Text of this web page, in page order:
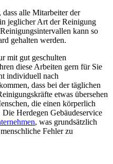
alle Mitarbeiter der
jeglicher Art der Reinigung
kann so
gehalten werden.
mit gut geschulten
diese Arbeiten gern für Sie
individuell nach
dass bei der täglichen
etwas übersehen
die einen körperlich
Herdegen Gebäudeservice
, was grundsätzlich
Fehler zu